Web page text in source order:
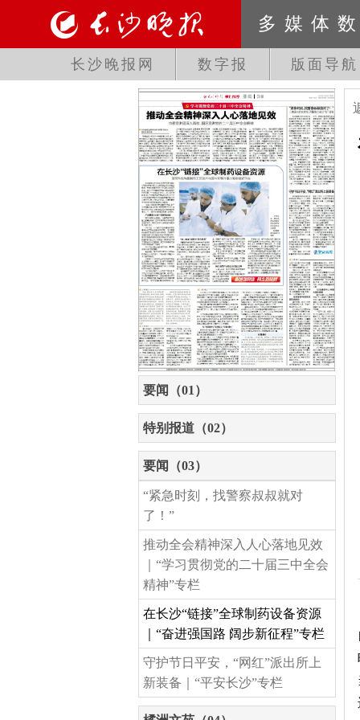
多媒体
长沙晚报网 数字报 版面导航
要闻（01）
特别报道（02）
要闻（03）
“紧急时刻，找警察叔叔就对
了！”
推动全会精神深入人心落地见效
｜“学习贯彻党的二十届三中全会
精神”专栏
在长沙“链接”全球制药设备资源
｜“奋进强国路 阔步新征程”专栏
守护节日平安，“网红”派出所上
新装备｜“平安长沙”专栏